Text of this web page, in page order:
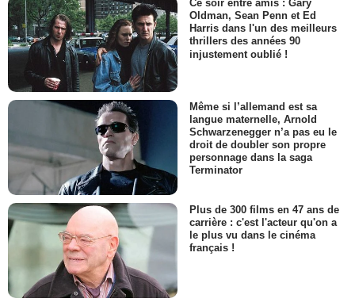
Ce soir entre amis : Gary
Oldman, Sean Penn et Ed
Harris dans l'un des meilleurs
thrillers des années 90
injustement oublié !
Même si l’allemand est sa
langue maternelle, Arnold
Schwarzenegger n’a pas eu le
droit de doubler son propre
personnage dans la saga
Terminator
Plus de 300 films en 47 ans de
carrière : c'est l'acteur qu'on a
le plus vu dans le cinéma
français !